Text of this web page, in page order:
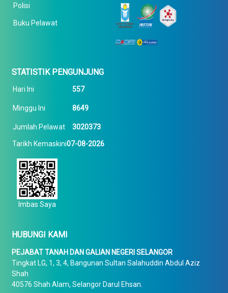
Polisi
Buku Pelawat
STATISTIK PENGUNJUNG
Hari Ini 557
Minggu Ini 8649
Jumlah Pelawat 3020373
Tarikh Kemaskini07-08-2026
Imbas Saya
HUBUNGI KAMI
PEJABAT TANAH DAN GALIAN NEGERI SELANGOR
Tingkat LG, 1, 3, 4, Bangunan Sultan Salahuddin Abdul Aziz
Shah
40576 Shah Alam, Selangor Darul Ehsan.